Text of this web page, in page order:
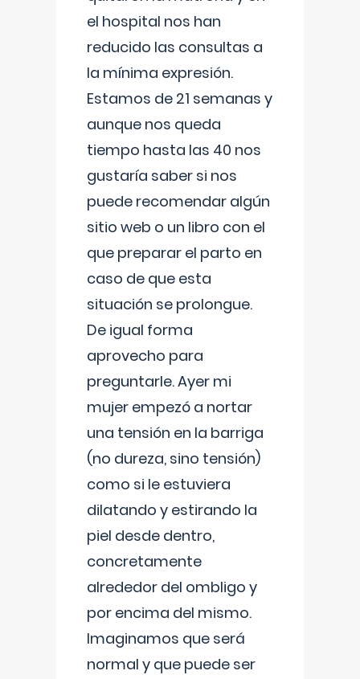
el hospital nos han
reducido las consultas a
la mínima expresión.
Estamos de 21 semanas y
aunque nos queda
tiempo hasta las 40 nos
gustaría saber si nos
puede recomendar algún
sitio web o un libro con el
que preparar el parto en
caso de que esta
situación se prolongue.
De igual forma
aprovecho para
preguntarle. Ayer mi
mujer empezó a nortar
una tensión en la barriga
(no dureza, sino tensión)
como si le estuviera
dilatando y estirando la
piel desde dentro,
concretamente
alrededor del ombligo y
por encima del mismo.
Imaginamos que será
normal y que puede ser